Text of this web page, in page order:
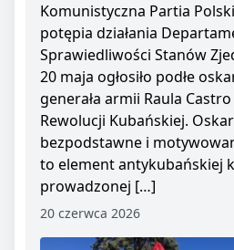
Komunistyczna Partia
potępia działania
Sprawiedliwości Stanów
20 maja ogłosiło podłe
generała armii Raula
Rewolucji Kubańskiej.
bezpodstawne i
to element antykubańskiej
prowadzonej […]
20 czerwca 2026